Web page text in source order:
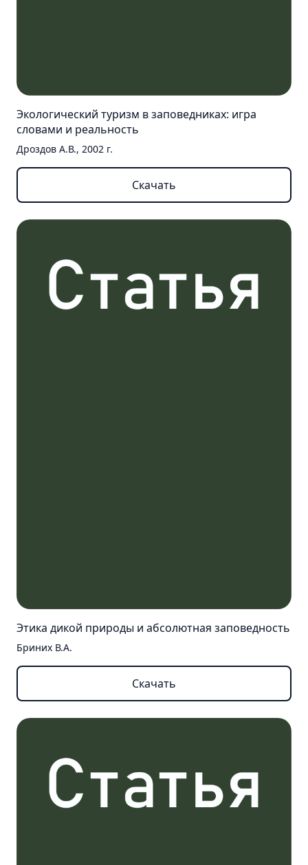
Экологический туризм в заповедниках: игра
словами и реальность
Дроздов А.В., 2002 г.
Скачать
Этика дикой природы и абсолютная заповедность
Бриних В.А.
Скачать